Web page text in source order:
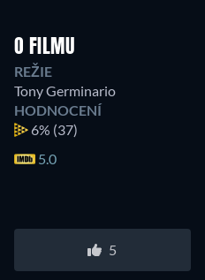
O FILMU
REŽIE
Tony Germinario
HODNOCENÍ
6% (37)
5.0
5